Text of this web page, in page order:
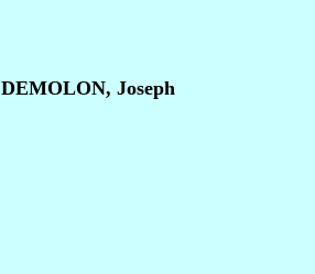
DEMOLON, Joseph